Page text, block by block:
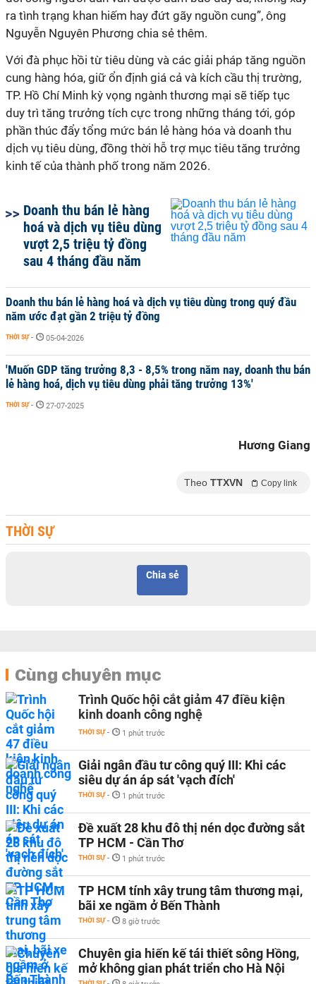
ra tình trạng khan hiếm hay đứt gãy nguồn cung”, ông
Nguyễn Nguyên Phương chia sẻ thêm.
Với đà phục hồi từ tiêu dùng và các giải pháp tăng nguồn
cung hàng hóa, giữ ổn định giá cả và kích cầu thị trường,
TP. Hồ Chí Minh kỳ vọng ngành thương mại sẽ tiếp tục
duy trì tăng trưởng tích cực trong những tháng tới, góp
phần thúc đẩy tổng mức bán lẻ hàng hóa và doanh thu
dịch vụ tiêu dùng, đồng thời hỗ trợ mục tiêu tăng trưởng
kinh tế của thành phố trong năm 2026.
Doanh thu bán lẻ hàng
hoá và dịch vụ tiêu dùng
vượt 2,5 triệu tỷ đồng
sau 4 tháng đầu năm
Doanh thu bán lẻ hàng hoá và dịch vụ tiêu dùng trong quý đầu
năm ước đạt gần 2 triệu tỷ đồng
THỜI SỰ - 05-04-2026
'Muốn GDP tăng trưởng 8,3 - 8,5% trong năm nay, doanh thu bán
lẻ hàng hoá, dịch vụ tiêu dùng phải tăng trưởng 13%'
THỜI SỰ - 27-07-2025
Hương Giang
Theo TTXVN Copy link
THỜI SỰ
Chia sẻ
Cùng chuyên mục
Trình Quốc hội cắt giảm 47 điều kiện
kinh doanh công nghệ
THỜI SỰ - 1 phút trước
Giải ngân đầu tư công quý III: Khi các
siêu dự án áp sát 'vạch đích'
THỜI SỰ - 1 phút trước
Đề xuất 28 khu đô thị nén dọc đường sắt
TP HCM - Cần Thơ
THỜI SỰ - 1 phút trước
TP HCM tính xây trung tâm thương mại,
bãi xe ngầm ở Bến Thành
THỜI SỰ - 8 giờ trước
Chuyên gia hiến kế tái thiết sông Hồng,
mở không gian phát triển cho Hà Nội